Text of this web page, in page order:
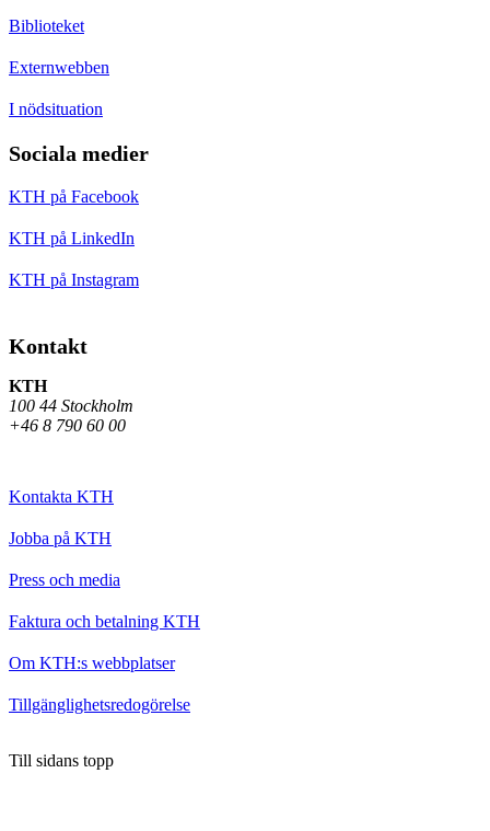
Biblioteket
Externwebben
I nödsituation
Sociala medier
KTH på Facebook
KTH på LinkedIn
KTH på Instagram
Kontakt
KTH
100 44 Stockholm
+46 8 790 60 00
Kontakta KTH
Jobba på KTH
Press och media
Faktura och betalning KTH
Om KTH:s webbplatser
Tillgänglighetsredogörelse
Till sidans topp